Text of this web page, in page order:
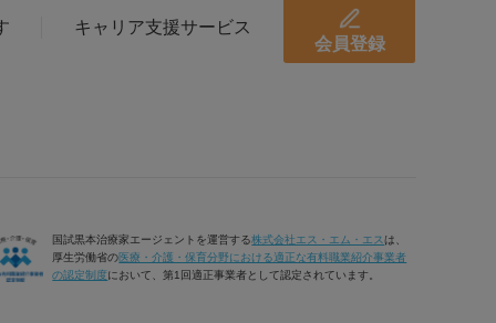
キャリア支援サービス
会員登録
国試黒本治療家エージェントを運営する株式会社エス・エム・エスは、
厚生労働省の医療・介護・保育分野における適正な有料職業紹介事業者
の認定制度において、第1回適正事業者として認定されています。